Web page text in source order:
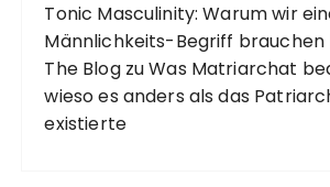
Tonic Masculinity: Warum wir
Männlichkeits-Begriff brauchen
The BlogzuWas Matriarchat
wieso es anders als das
existierte